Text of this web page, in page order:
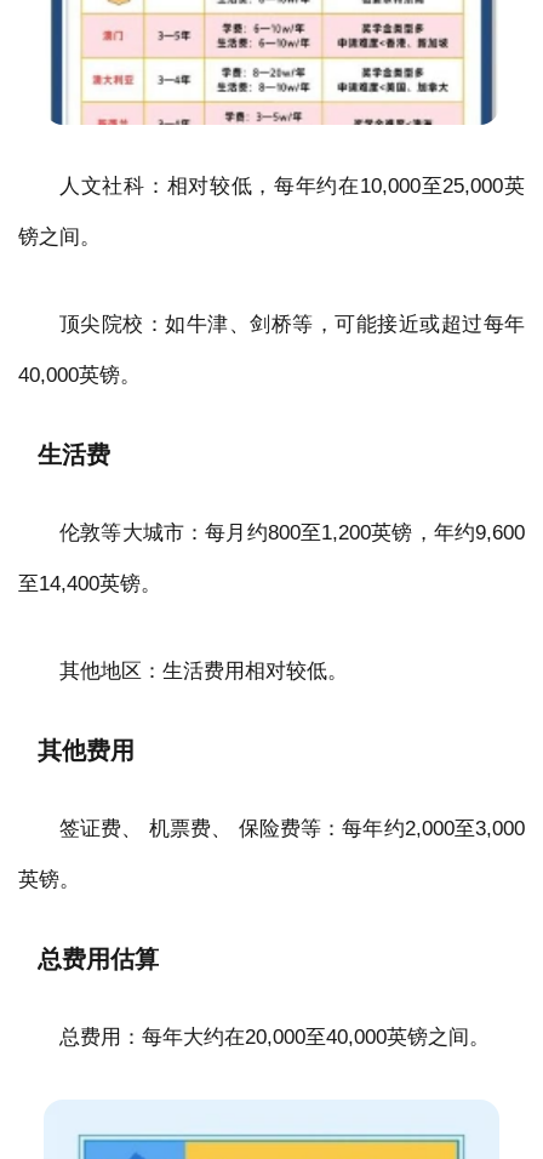
人文社科：相对较低，每年约在10,000至25,000英
镑之间。
顶尖院校：如牛津、剑桥等，可能接近或超过每年
40,000英镑。
生活费
伦敦等大城市：每月约800至1,200英镑，年约9,600
至14,400英镑。
其他地区：生活费用相对较低。
其他费用
签证费、 机票费、 保险费等：每年约2,000至3,000
英镑。
总费用估算
总费用：每年大约在20,000至40,000英镑之间。